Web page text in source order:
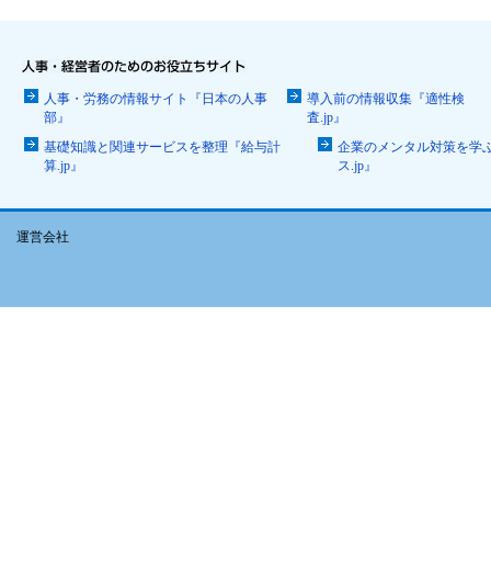
人事・労務の情報サイト『日本の人事
部』
導入前の情報収集『適性検
査.jp』
基礎知識と関連サービスを整理『給与計
算.jp』
企業のメンタル対策を学
ス.jp』
運営会社